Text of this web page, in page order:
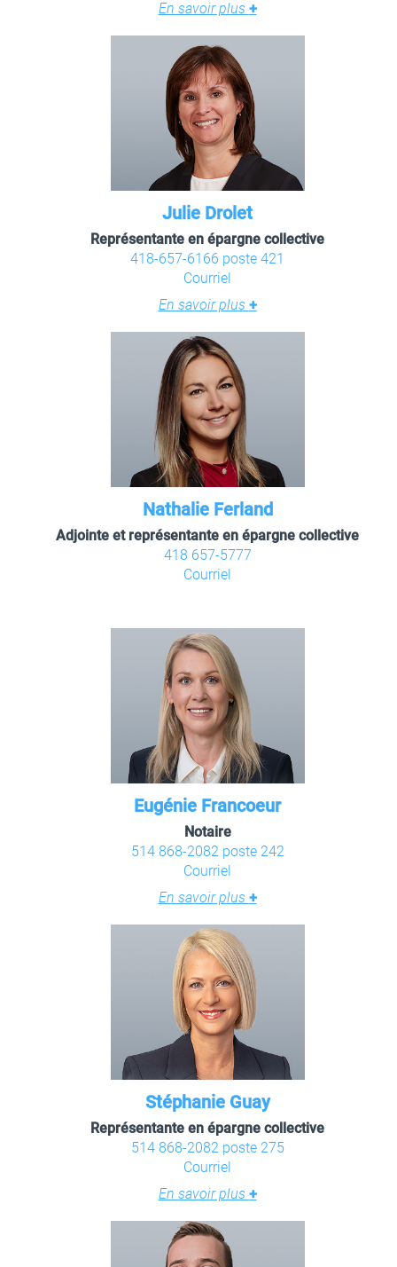
En savoir plus +
Julie Drolet
Représentante en épargne collective
418-657-6166 poste 421
Courriel
En savoir plus +
Nathalie Ferland
Adjointe et représentante en épargne collective
418 657-5777
Courriel
Eugénie Francoeur
Notaire
514 868-2082 poste 242
Courriel
En savoir plus +
Stéphanie Guay
Représentante en épargne collective
514 868-2082 poste 275
Courriel
En savoir plus +